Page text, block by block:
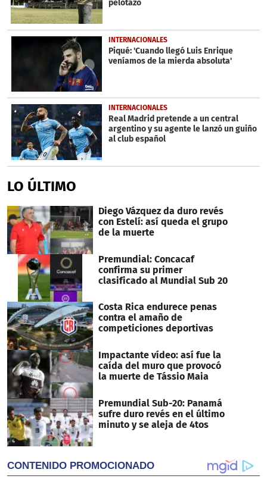
pelotazo
INTERNACIONALES
Piqué: 'Cuando llegó Luis Enrique
veníamos de la mierda absoluta'
INTERNACIONALES
Real Madrid pretende a un central
argentino y su agente le lanzó un guiño
al club español
LO ÚLTIMO
Diego Vázquez da duro revés
con Estelí: así queda el grupo
de la muerte
Premundial: Concacaf
confirma su primer
clasificado al Mundial Sub 20
Costa Rica endurece penas
contra el amaño de
competiciones deportivas
Impactante vídeo: así fue la
caída del muro que provocó
la muerte de Tássio Maia
Premundial Sub-20: Panamá
sufre duro revés en el último
minuto y se aleja de 4tos